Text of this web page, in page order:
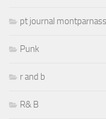
pt journal
Punk
r and b
R& B